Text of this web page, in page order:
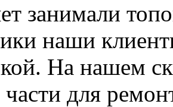
занимали
наши
На нашем
части для